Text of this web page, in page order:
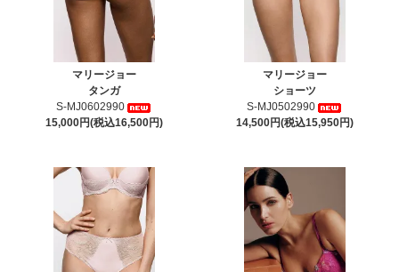
マリージョー
タンガ
S-MJ0602990
15,000円(税込16,500円)
マリージョー
ショーツ
S-MJ0502990
14,500円(税込15,950円)